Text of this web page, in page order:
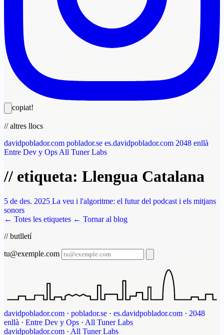
copiat!
// altres llocs
davidpoblador.com poblador.se es.davidpoblador.com 2048 enllà
Entre Dev y Ops All Tuner Labs
// etiqueta: Llengua Catalana
5 de des. 2025 La veu i l'algoritme: el futur del podcast i els mitjans
sonors
← Totes les etiquetes ← Tornar al blog
// butlletí
tu@exemple.com
davidpoblador.com · poblador.se · es.davidpoblador.com · 2048
enllà · Entre Dev y Ops · All Tuner Labs
davidpoblador.com · All Tuner Labs